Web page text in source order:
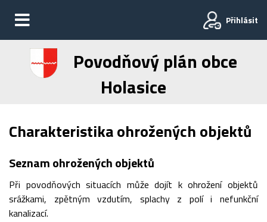
Přihlásit
Povodňový plán obce
Holasice
Charakteristika ohrožených objektů
Seznam ohrožených objektů
Při povodňových situacích může dojít k ohrožení objektů
srážkami, zpětným vzdutím, splachy z polí i nefunkční
kanalizací.